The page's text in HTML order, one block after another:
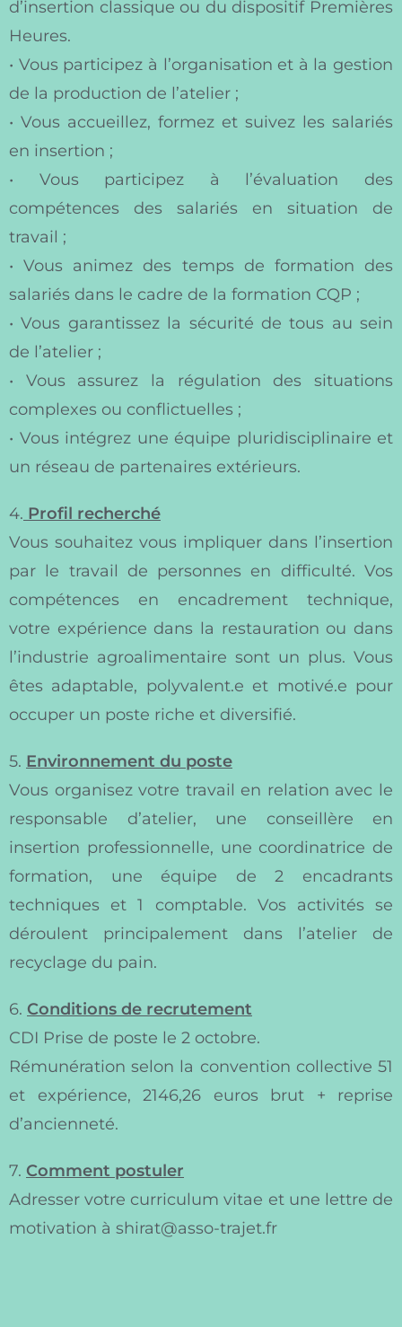
d’insertion classique ou du dispositif Premières
Heures.
• Vous participez à l’organisation et à la gestion
de la production de l’atelier ;
• Vous accueillez, formez et suivez les salariés
en insertion ;
• Vous participez à l’évaluation des
compétences des salariés en situation de
travail ;
• Vous animez des temps de formation des
salariés dans le cadre de la formation CQP ;
• Vous garantissez la sécurité de tous au sein
de l’atelier ;
• Vous assurez la régulation des situations
complexes ou conflictuelles ;
• Vous intégrez une équipe pluridisciplinaire et
un réseau de partenaires extérieurs.
4. Profil recherché
Vous souhaitez vous impliquer dans l’insertion
par le travail de personnes en difficulté. Vos
compétences en encadrement technique,
votre expérience dans la restauration ou dans
l’industrie agroalimentaire sont un plus. Vous
êtes adaptable, polyvalent.e et motivé.e pour
occuper un poste riche et diversifié.
5. Environnement du poste
Vous organisez votre travail en relation avec le
responsable d’atelier, une conseillère en
insertion professionnelle, une coordinatrice de
formation, une équipe de 2 encadrants
techniques et 1 comptable. Vos activités se
déroulent principalement dans l’atelier de
recyclage du pain.
6. Conditions de recrutement
CDI Prise de poste le 2 octobre.
Rémunération selon la convention collective 51
et expérience, 2146,26 euros brut + reprise
d’ancienneté.
7. Comment postuler
Adresser votre curriculum vitae et une lettre de
motivation à shirat@asso-trajet.fr